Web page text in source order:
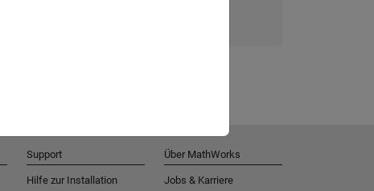
Support
Hilfe zur Installation
Über MathWorks
Jobs & Karriere